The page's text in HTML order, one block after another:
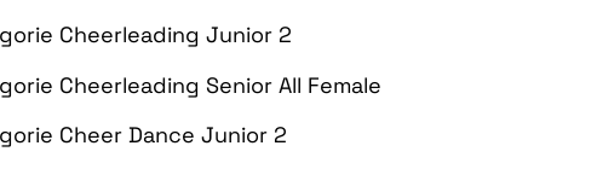
Cheerleading Junior 2
Cheerleading Senior All Female
Cheer Dance Junior 2